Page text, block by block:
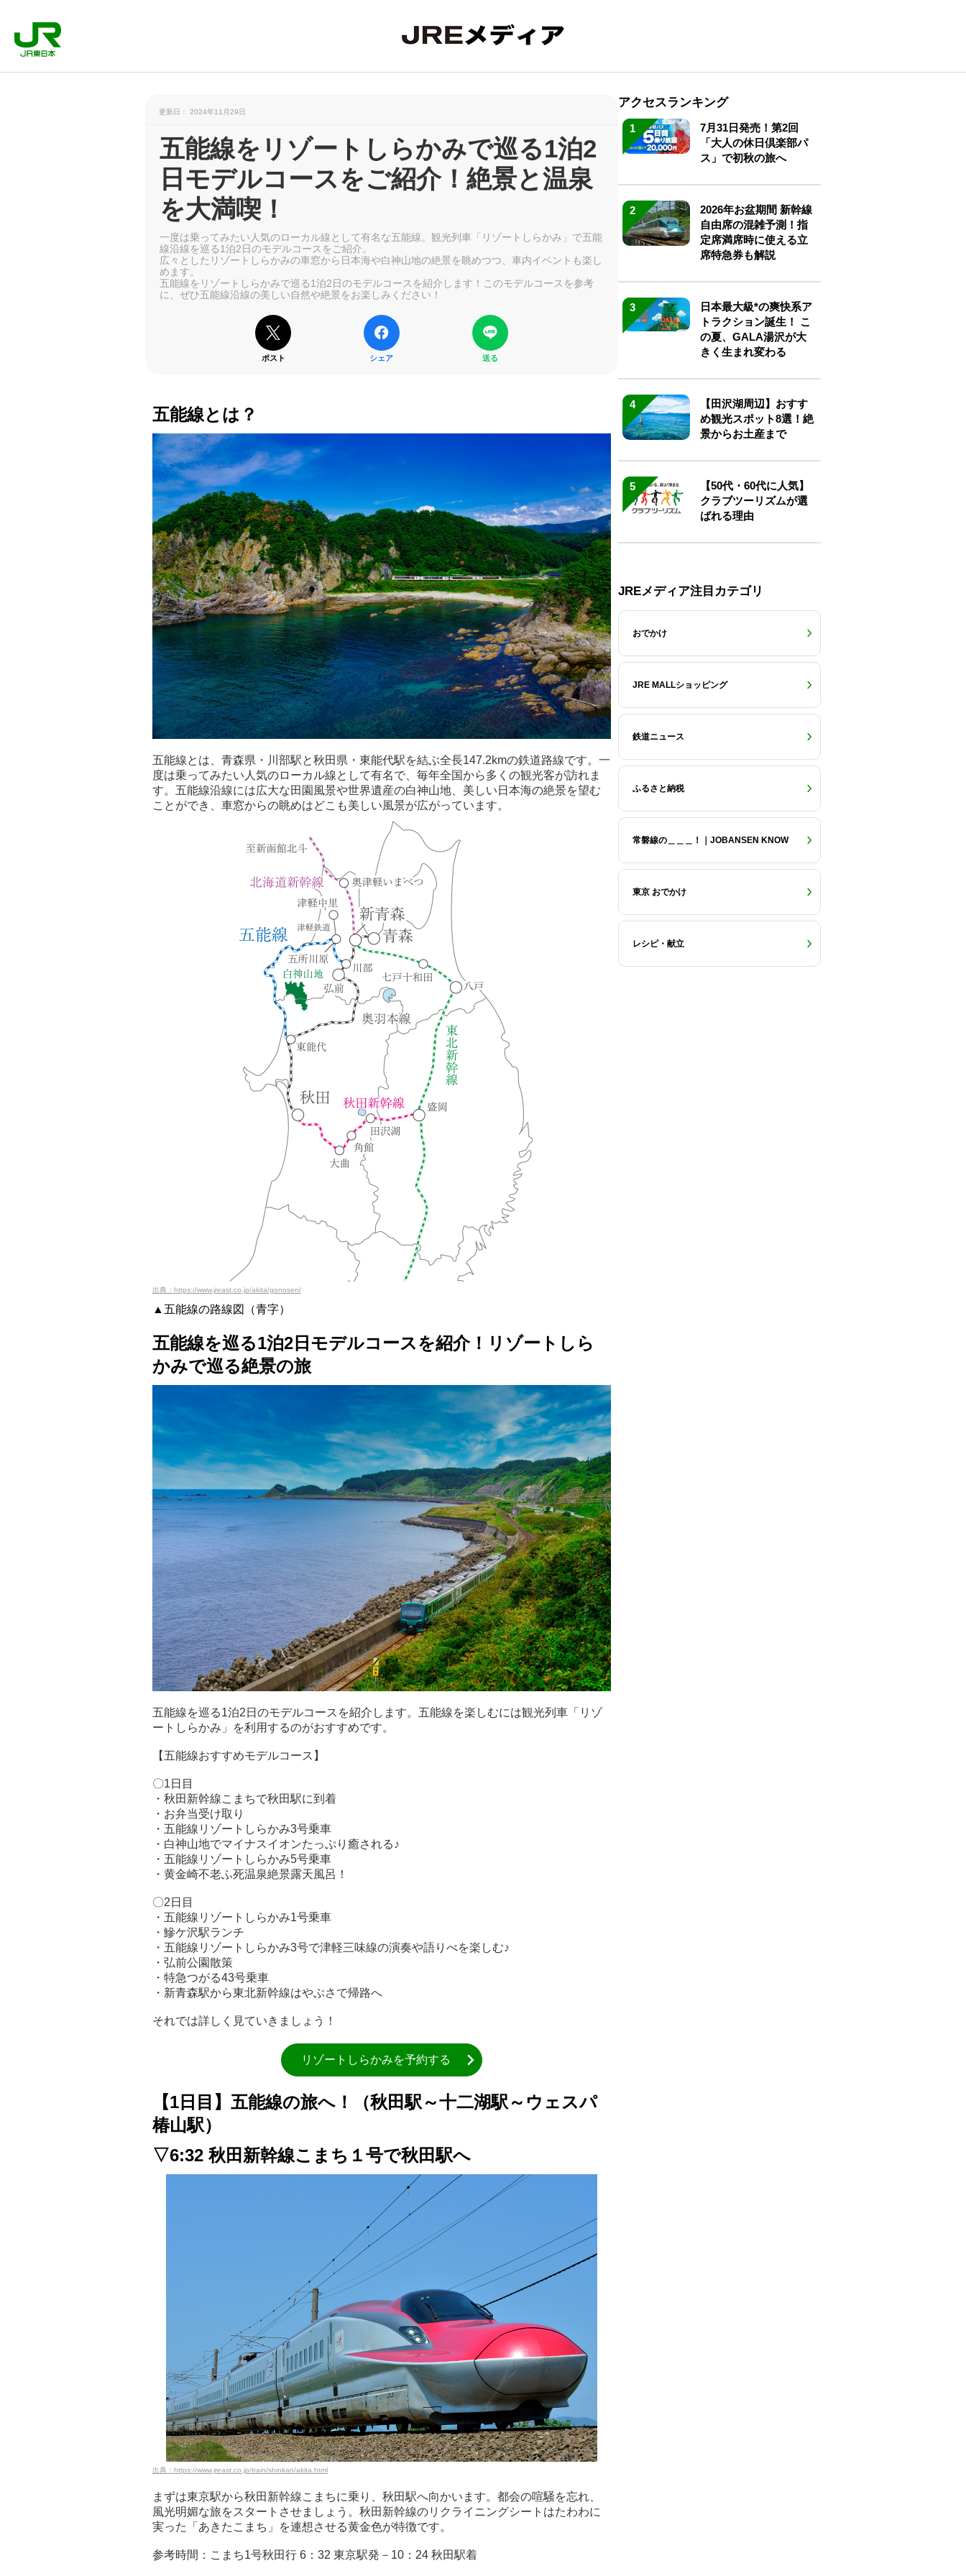
更新日： 2024年11月29日
五能線をリゾートしらかみで巡る1泊2
日モデルコースをご紹介！絶景と温泉
を大満喫！
一度は乗ってみたい人気のローカル線として有名な五能線。観光列車「リゾートしらかみ」で五能
線沿線を巡る1泊2日のモデルコースをご紹介。
広々としたリゾートしらかみの車窓から日本海や白神山地の絶景を眺めつつ、車内イベントも楽し
めます。
五能線をリゾートしらかみで巡る1泊2日のモデルコースを紹介します！このモデルコースを参考
に、ぜひ五能線沿線の美しい自然や絶景をお楽しみください！
ポスト シェア 送る
五能線とは？
五能線とは、青森県・川部駅と秋田県・東能代駅を結ぶ全長147.2kmの鉄道路線です。一
度は乗ってみたい人気のローカル線として有名で、毎年全国から多くの観光客が訪れま
す。五能線沿線には広大な田園風景や世界遺産の白神山地、美しい日本海の絶景を望む
ことができ、車窓からの眺めはどこも美しい風景が広がっています。
出典：https://www.jreast.co.jp/akita/gonosen/
▲五能線の路線図（青字）
五能線を巡る1泊2日モデルコースを紹介！リゾートしら
かみで巡る絶景の旅
五能線を巡る1泊2日のモデルコースを紹介します。五能線を楽しむには観光列車「リゾ
ートしらかみ」を利用するのがおすすめです。
【五能線おすすめモデルコース】
〇1日目
・秋田新幹線こまちで秋田駅に到着
・お弁当受け取り
・五能線リゾートしらかみ3号乗車
・白神山地でマイナスイオンたっぷり癒される♪
・五能線リゾートしらかみ5号乗車
・黄金崎不老ふ死温泉絶景露天風呂！
〇2日目
・五能線リゾートしらかみ1号乗車
・鰺ケ沢駅ランチ
・五能線リゾートしらかみ3号で津軽三味線の演奏や語りべを楽しむ♪
・弘前公園散策
・特急つがる43号乗車
・新青森駅から東北新幹線はやぶさで帰路へ
それでは詳しく見ていきましょう！
リゾートしらかみを予約する
【1日目】五能線の旅へ！（秋田駅～十二湖駅～ウェスパ
椿山駅）
▽6:32 秋田新幹線こまち１号で秋田駅へ
出典：https://www.jreast.co.jp/train/shinkan/akita.html
まずは東京駅から秋田新幹線こまちに乗り、秋田駅へ向かいます。都会の喧騒を忘れ、
風光明媚な旅をスタートさせましょう。秋田新幹線のリクライニングシートはたわわに
実った「あきたこまち」を連想させる黄金色が特徴です。
参考時間：こまち1号秋田行 6：32 東京駅発－10：24 秋田駅着
アクセスランキング
1
7月31日発売！第2回
「大人の休日倶楽部パ
ス」で初秋の旅へ
2
2026年お盆期間 新幹線
自由席の混雑予測！指
定席満席時に使える立
席特急券も解説
3
日本最大級*の爽快系ア
トラクション誕生！ こ
の夏、GALA湯沢が大
きく生まれ変わる
4
【田沢湖周辺】おすす
め観光スポット8選！絶
景からお土産まで
5
【50代・60代に人気】
クラブツーリズムが選
ばれる理由
JREメディア注目カテゴリ
おでかけ
JRE MALLショッピング
鉄道ニュース
ふるさと納税
常磐線の＿＿＿！｜JOBANSEN KNOW
東京 おでかけ
レシピ・献立